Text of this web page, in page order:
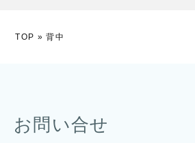
TOP »背中
お問い合せ